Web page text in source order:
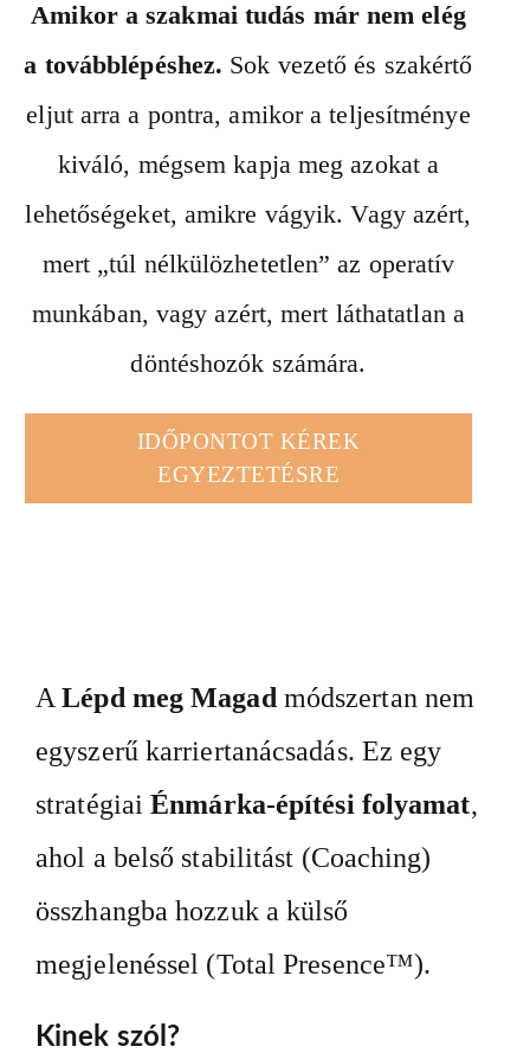
Amikor a szakmai tudás már nem elég
a továbblépéshez. Sok vezető és szakértő
eljut arra a pontra, amikor a teljesítménye
kiváló, mégsem kapja meg azokat a
lehetőségeket, amikre vágyik. Vagy azért,
mert „túl nélkülözhetetlen” az operatív
munkában, vagy azért, mert láthatatlan a
döntéshozók számára.
IDŐPONTOT KÉREK
EGYEZTETÉSRE
ALépd meg Magad módszertan nem
egyszerű karriertanácsadás. Ez egy
stratégiaiÉnmárka-építési folyamat,
ahol a belső stabilitást (Coaching)
összhangba hozzuk a külső
megjelenéssel (Total Presence™).
Kinek szól?